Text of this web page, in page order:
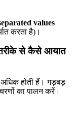
values
करता है)।
से कैसे आयात
होती हैं। गड़बड़
का पालन करें।